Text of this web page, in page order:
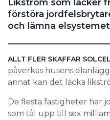
SEARCH
Likström som läcker
förstöra
och lämna
ALLT FLER SKAFFAR
påverkas husens
annat kan det läcka
De flesta fastigheter har
som tål upp till sex